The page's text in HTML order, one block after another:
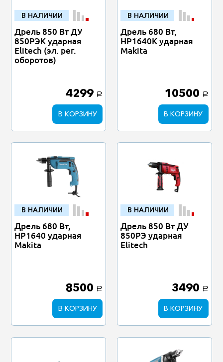
В НАЛИЧИИ
Дрель 850 Вт ДУ
850РЭК ударная
Elitech (эл. рег.
оборотов)
4299 a
В КОРЗИНУ
В НАЛИЧИИ
Дрель 680 Вт,
HP1640K ударная
Makita
10500 a
В КОРЗИНУ
В НАЛИЧИИ
Дрель 680 Вт,
HP1640 ударная
Makita
8500 a
В КОРЗИНУ
В НАЛИЧИИ
Дрель 850 Вт ДУ
850РЭ ударная
Elitech
3490 a
В КОРЗИНУ